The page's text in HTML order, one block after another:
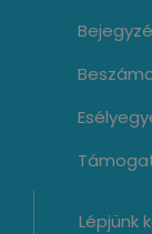
Lépjünk